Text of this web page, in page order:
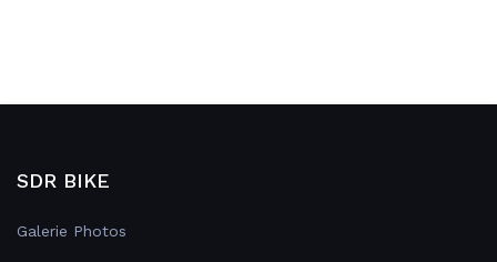
SDR BIKE
Galerie Photos